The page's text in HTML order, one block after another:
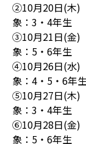
②10月20日(木
象：3・4年生
③10月21日(金
象：5・6年生
④10月26日(水
象：4・5・6年
⑤10月27日(木
象：3・4年生
⑥10月28日(金
象：5・6年生